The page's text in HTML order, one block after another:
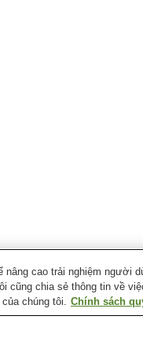
Thành phố Koka
nâng cao trải nghiệm người
cũng chia sẻ thông tin về
chúng tôi. Chính sách